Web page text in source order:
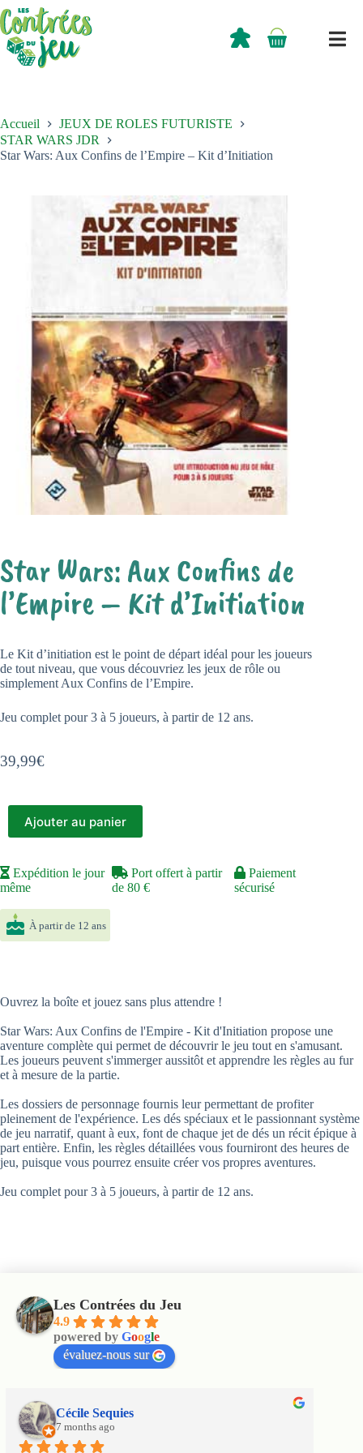
Passer
au
contenu
Panier
0,00
Accueil
JEUX DE ROLES FUTURISTE
STAR WARS JDR
Star Wars: Aux Confins de l’Empire – Kit d’Initiation
Star Wars: Aux Confins de
l’Empire – Kit d’Initiation
39,99€
Le Kit d’initiation est le point de départ idéal pour les joueurs
de tout niveau, que vous découvriez les jeux de rôle ou
simplement Aux Confins de l’Empire.
Jeu complet pour 3 à 5 joueurs, à partir de 12 ans.
Ajouter au panier
Expédition le jour
même
Port offert à partir
de 80 €
Paiement
sécurisé
À partir de 12 ans
Ouvrez la boîte et jouez sans plus attendre !
Star Wars: Aux Confins de l'Empire - Kit d'Initiation propose une
aventure complète qui permet de découvrir le jeu tout en s'amusant.
Les joueurs peuvent s'immerger aussitôt et apprendre les règles au fur
et à mesure de la partie.
Les dossiers de personnage fournis leur permettant de profiter
pleinement de l'expérience. Les dés spéciaux et le passionnant système
de jeu narratif, quant à eux, font de chaque jet de dés un récit épique à
part entière. Enfin, les règles détaillées vous fourniront des heures de
jeu, puisque vous pourrez ensuite créer vos propres aventures.
Jeu complet pour 3 à 5 joueurs, à partir de 12 ans.
Les Contrées du Jeu
4.9
powered by Google
évaluez-nous sur
Cécile Sequies
7 months ago